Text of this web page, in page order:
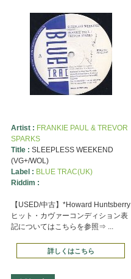
Artist : FRANKIE PAUL & TREVOR
SPARKS
Title : SLEEPLESS WEEKEND
(VG+/WOL)
Label : BLUE TRAC(UK)
Riddim :
【USED/中古】*Howard Huntsberry
ヒット・カヴァーコンディション表
記についてはこちらを参照⇒ ...
詳しくはこちら